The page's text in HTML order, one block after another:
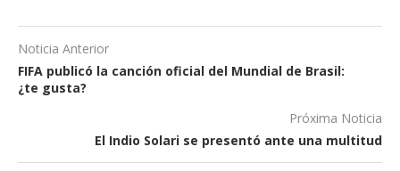
Noticia Anterior
FIFA publicó la canción oficial del Mundial de Brasil:
¿te gusta?
Próxima Noticia
El Indio Solari se presentó ante una multitud